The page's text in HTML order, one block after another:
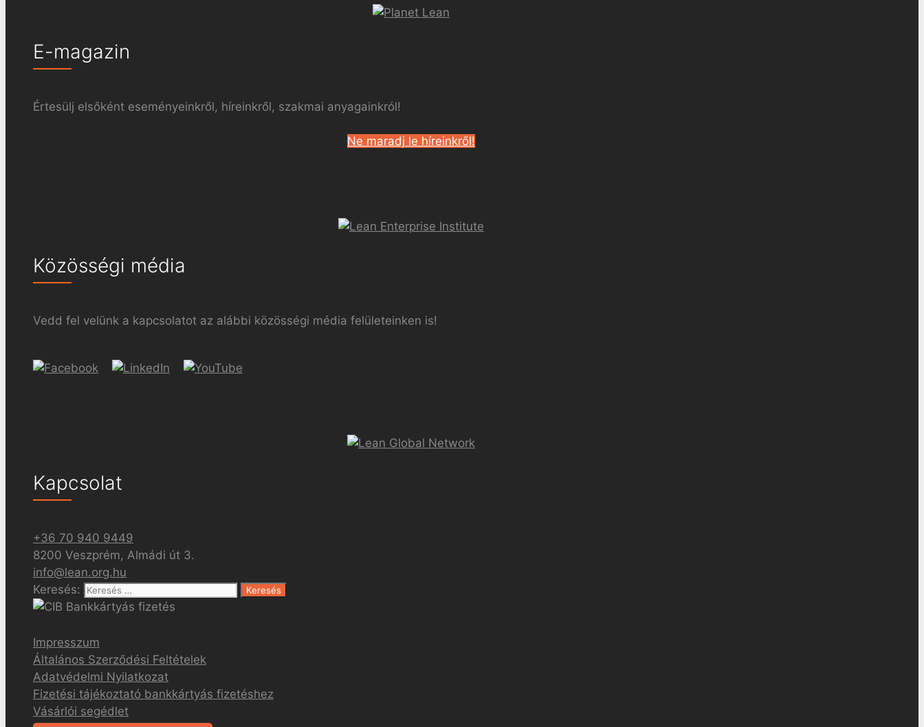
E-magazin
Értesülj elsőként eseményeinkről, híreinkről, szakmai anyagainkról!
Ne maradj le híreinkről!
Közösségi média
Vedd fel velünk a kapcsolatot az alábbi közösségi média felületeinken is!
Kapcsolat
+36 70 940 9449
8200 Veszprém, Almádi út 3.
info@lean.org.hu
Keresés:
Impresszum
Általános Szerződési Feltételek
Adatvédelmi Nyilatkozat
Fizetési tájékoztató bankkártyás fizetéshez
Vásárlói segédlet